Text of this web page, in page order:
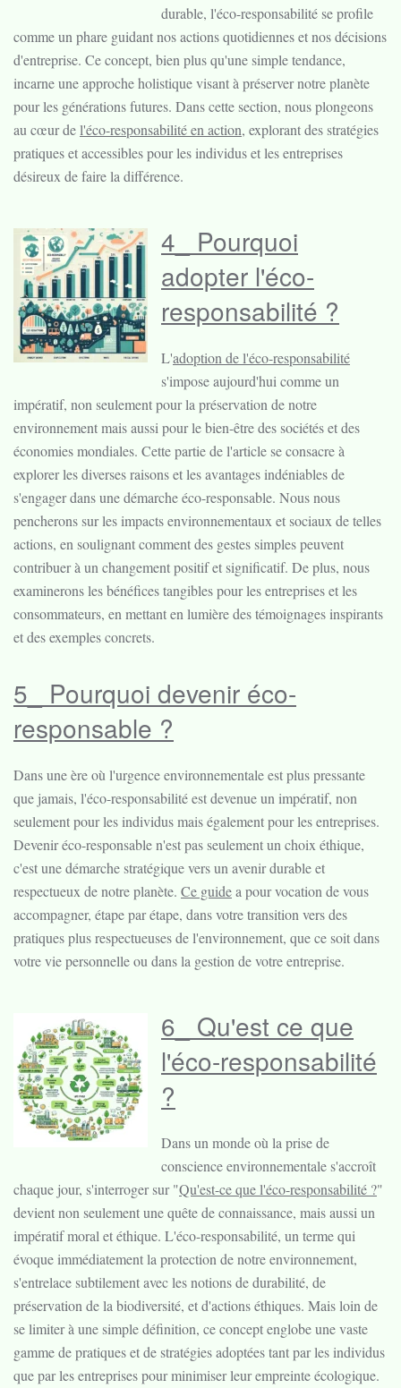
durable, l'éco-responsabilité se profile
comme un phare guidant nos actions quotidiennes et nos décisions
d'entreprise. Ce concept, bien plus qu'une simple tendance,
incarne une approche holistique visant à préserver notre planète
pour les générations futures. Dans cette section, nous plongeons
au cœur del'éco-responsabilité en action, explorant des stratégies
pratiques et accessibles pour les individus et les entreprises
désireux de faire la différence.
4_ Pourquoi
adopter l'éco-
responsabilité ?
L'adoption de l'éco-responsabilité
s'impose aujourd'hui comme un
impératif, non seulement pour la préservation de notre
environnement mais aussi pour le bien-être des sociétés et des
économies mondiales. Cette partie de l'article se consacre à
explorer les diverses raisons et les avantages indéniables de
s'engager dans une démarche éco-responsable. Nous nous
pencherons sur les impacts environnementaux et sociaux de telles
actions, en soulignant comment des gestes simples peuvent
contribuer à un changement positif et significatif. De plus, nous
examinerons les bénéfices tangibles pour les entreprises et les
consommateurs, en mettant en lumière des témoignages inspirants
et des exemples concrets.
5_ Pourquoi devenir éco-
responsable ?
Dans une ère où l'urgence environnementale est plus pressante
que jamais, l'éco-responsabilité est devenue un impératif, non
seulement pour les individus mais également pour les entreprises.
Devenir éco-responsable n'est pas seulement un choix éthique,
c'est une démarche stratégique vers un avenir durable et
respectueux de notre planète. Ce guidea pour vocation de vous
accompagner, étape par étape, dans votre transition vers des
pratiques plus respectueuses de l'environnement, que ce soit dans
votre vie personnelle ou dans la gestion de votre entreprise.
6_ Qu'est ce que
l'éco-responsabilité
?
Dans un monde où la prise de
conscience environnementale s'accroît
chaque jour, s'interroger sur "Qu'est-ce que l'éco-responsabilité ?"
devient non seulement une quête de connaissance, mais aussi un
impératif moral et éthique. L'éco-responsabilité, un terme qui
évoque immédiatement la protection de notre environnement,
s'entrelace subtilement avec les notions de durabilité, de
préservation de la biodiversité, et d'actions éthiques. Mais loin de
se limiter à une simple définition, ce concept englobe une vaste
gamme de pratiques et de stratégies adoptées tant par les individus
que par les entreprises pour minimiser leur empreinte écologique.